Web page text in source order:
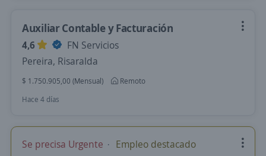
Auxiliar Contable y Facturación
4,6
FN Servicios
Pereira, Risaralda
$ 1.750.905,00 (Mensual)
Remoto
Hace 4 días
Se precisa Urgente Empleo destacado